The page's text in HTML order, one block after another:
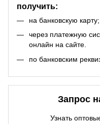
получить:
на банковскую карту;
через платежную
онлайн на сайте.
по банковским
Запрос
Узнать